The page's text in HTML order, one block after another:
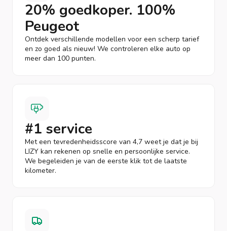
20% goedkoper. 100%
Peugeot
Ontdek verschillende modellen voor een scherp tarief
en zo goed als nieuw! We controleren elke auto op
meer dan 100 punten.
#1 service
Met een tevredenheidsscore van 4,7 weet je dat je bij
LIZY kan rekenen op snelle en persoonlijke service.
We begeleiden je van de eerste klik tot de laatste
kilometer.